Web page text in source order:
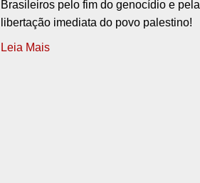
Brasileiros pelo fim do genocídio e pela
libertação imediata do povo palestino!
Leia Mais